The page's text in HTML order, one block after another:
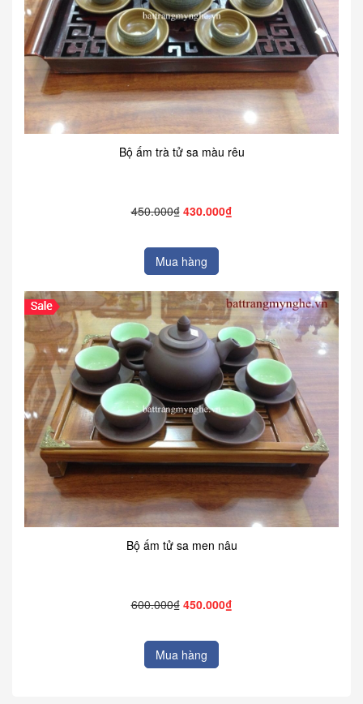
Bộ ấm trà tử sa màu rêu
450.000₫ 430.000₫
Mua hàng
Bộ ấm tử sa men nâu
600.000₫ 450.000₫
Mua hàng